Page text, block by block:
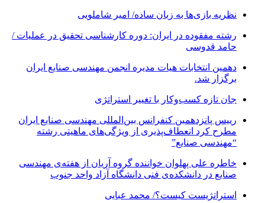
نظریه بازی‌ها به زبان ساده/ امیر شاملویی
رشته مفقوده در ایران: دوره کارشناسی تحقیق در عملیات /
حامد قدوسی
دهمین انتخابات هیات مدیره انجمن مهندسی صنایع ایران
برگزار شد.
جان تازه کسب‌وکار با تغییر استراتژی
رییس پانزدهمین کنفرانس بین‌المللی مهندسی صنایع ایران
مطرح کرد انعطاف‌پذیری از ویژگی‌های ماهیتی رشته
“مهندسی صنایع”
خاطره علی پهلوان خواننده گروه آریان از هفته‌ی مهندسی
صنایع در دانشکده‌ی فنی دانشگاه آزاد واحد جنوب
استراتژیست کیست؟‬/ محمد عبایی